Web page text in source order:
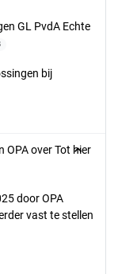
GL PvdA Echte
bij
over Tot hier
door OPA
vast te stellen